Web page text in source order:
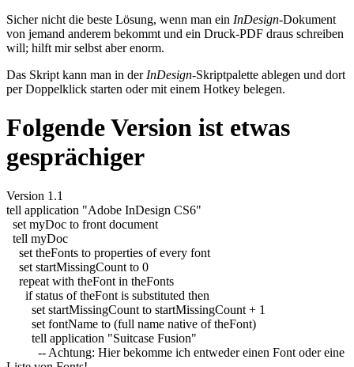
Sicher nicht die beste Lösung, wenn man ein InDesign-Dokument
von jemand anderem bekommt und ein Druck-PDF draus schreiben
will; hilft mir selbst aber enorm.
Das Skript kann man in der InDesign-Skriptpalette ablegen und dort
per Doppelklick starten oder mit einem Hotkey belegen.
Folgende Version ist etwas
gesprächiger
Version 1.1
tell application "Adobe InDesign CS6"
set myDoc to front document
tell myDoc
set theFonts to properties of every font
set startMissingCount to 0
repeat with theFont in theFonts
ifstatus oftheFont is substituted then
set startMissingCount to startMissingCount + 1
set fontName to (full name native oftheFont)
tell application "Suitcase Fusion"
-- Achtung: Hier bekomme ich entweder einen Font oder eine